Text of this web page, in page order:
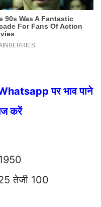
पर भाव पाने
करें
तेजी 100